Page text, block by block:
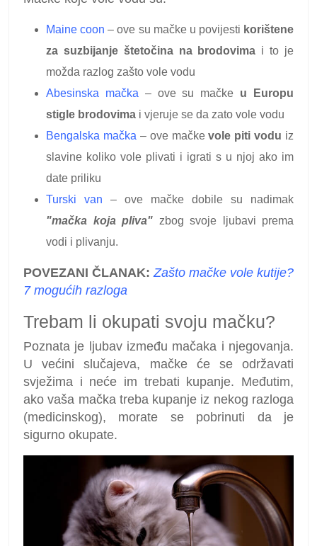
Maine coon – ove su mačke u povijesti korištene
za suzbijanje štetočina na brodovima i to je
možda razlog zašto vole vodu
Abesinska mačka – ove su mačke u Europu
stigle brodovima i vjeruje se da zato vole vodu
Bengalska mačka – ove mačkevole piti vodu iz
slavine koliko vole plivati ​​i igrati s u njoj ako im
date priliku
Turski van – ove mačke dobile su nadimak
"mačka koja pliva" zbog svoje ljubavi prema
vodi i plivanju.
POVEZANI ČLANAK: Zašto mačke vole kutije?
7 mogućih razloga
Trebam li okupati svoju mačku?
Poznata je ljubav između mačaka i njegovanja.
U većini slučajeva, mačke će se održavati
svježima i neće im trebati kupanje. Međutim,
ako vaša mačka treba kupanje iz nekog razloga
(medicinskog), morate se pobrinuti da je
sigurno okupate.